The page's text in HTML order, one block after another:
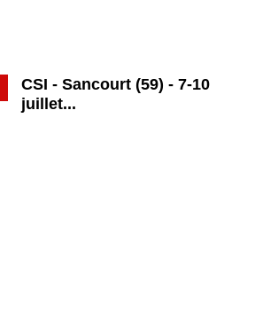
CSI - Sancourt (59) - 7-10
juillet...